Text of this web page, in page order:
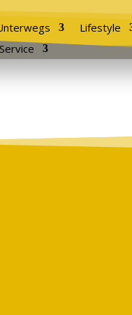
Lifestyle
Service